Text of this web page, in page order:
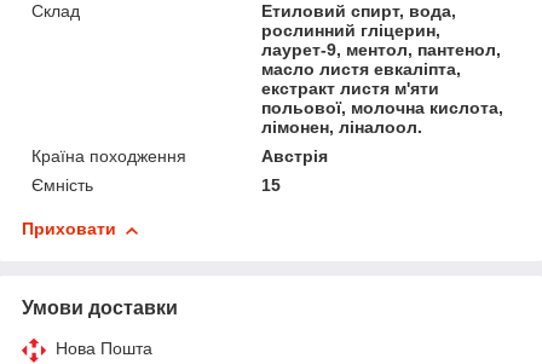
Склад
Етиловий спирт, вода,
рослинний гліцерин,
лаурет-9, ментол, пантенол,
масло листя евкаліпта,
екстракт листя м'яти
польової, молочна кислота,
лімонен, ліналоол.
Країна походження
Австрія
Ємність
15
Приховати
Умови доставки
Нова Пошта